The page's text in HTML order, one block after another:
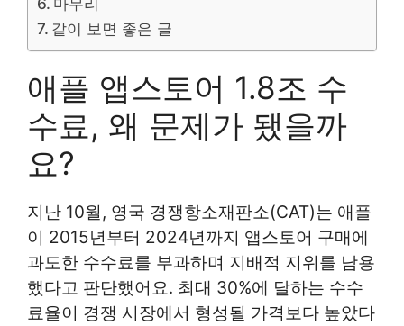
같이 보면 좋은 글
애플 앱스토어 1.8조 수
수료, 왜 문제가 됐을까
요?
지난 10월, 영국 경쟁항소재판소(CAT)는 애플
이 2015년부터 2024년까지 앱스토어 구매에
과도한 수수료를 부과하며 지배적 지위를 남용
했다고 판단했어요. 최대 30%에 달하는 수수
료율이 경쟁 시장에서 형성될 가격보다 높았다